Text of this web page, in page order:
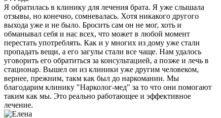
Я обратилась в клинику для лечения брата. Я уже слышала
отзывы, но конечно, сомневалась. Хотя никакого другого
выхода уже и не было. Бросить сам он не мог, хоть и
обманывал себя и нас всех, что может в любой момент
перестать употреблять. Как и у многих из дому уже стали
пропадать вещи, а его загулы стали все чаще. Нам удалось
уговорить его обратиться за консультацией, а позже и лечь в
стационар. Вышел он из клиники уже другим человеком,
вернее, прежним, такм как был до наркомании. Мы
благодарим клинику "Нарколог-мед" за то что они помогают
таким как мы. Это реально работающее и эффективное
лечение.